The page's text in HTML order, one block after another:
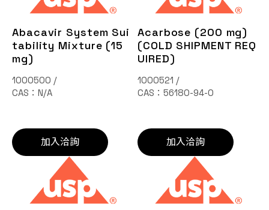
Abacavir System Sui
tability Mixture (15
mg)
1000500 /
CAS：N/A
加入洽詢
Acarbose (200 mg)
(COLD SHIPMENT REQ
UIRED)
1000521 /
CAS：56180-94-0
加入洽詢